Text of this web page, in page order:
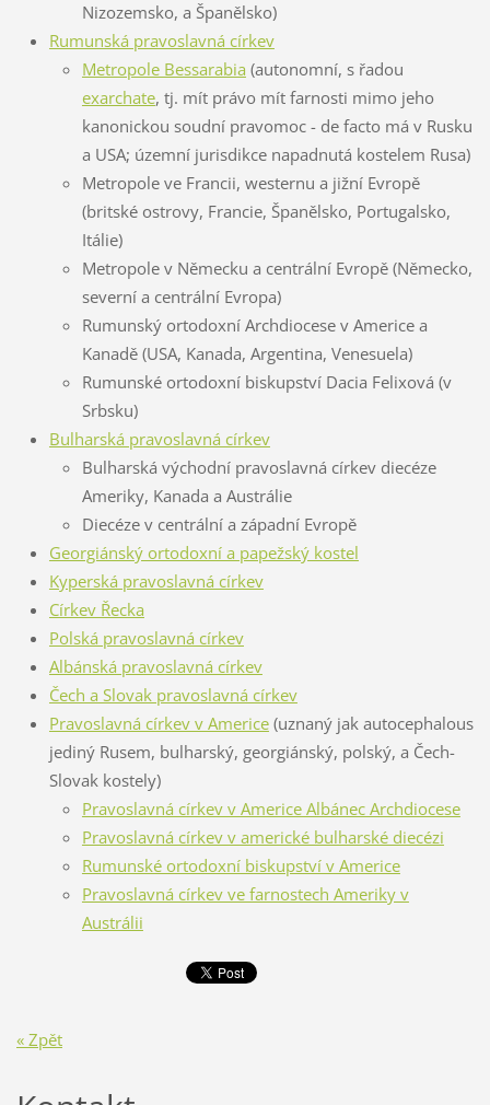
Nizozemsko, a Španělsko)
Rumunská pravoslavná církev
Metropole Bessarabia (autonomní, s řadou
exarchate, tj. mít právo mít farnosti mimo jeho
kanonickou soudní pravomoc - de facto má v Rusku
a USA; územní jurisdikce napadnutá kostelem Rusa)
Metropole ve Francii, westernu a jižní Evropě
(britské ostrovy, Francie, Španělsko, Portugalsko,
Itálie)
Metropole v Německu a centrální Evropě (Německo,
severní a centrální Evropa)
Rumunský ortodoxní Archdiocese v Americe a
Kanadě (USA, Kanada, Argentina, Venesuela)
Rumunské ortodoxní biskupství Dacia Felixová (v
Srbsku)
Bulharská pravoslavná církev
Bulharská východní pravoslavná církev diecéze
Ameriky, Kanada a Austrálie
Diecéze v centrální a západní Evropě
Georgiánský ortodoxní a papežský kostel
Kyperská pravoslavná církev
Církev Řecka
Polská pravoslavná církev
Albánská pravoslavná církev
Čech a Slovak pravoslavná církev
Pravoslavná církev v Americe(uznaný jak autocephalous
jediný Rusem, bulharský, georgiánský, polský, a Čech-
Slovak kostely)
Pravoslavná církev v Americe Albánec Archdiocese
Pravoslavná církev v americké bulharské diecézi
Rumunské ortodoxní biskupství v Americe
Pravoslavná církev ve farnostech Ameriky v
Austrálii
« Zpět